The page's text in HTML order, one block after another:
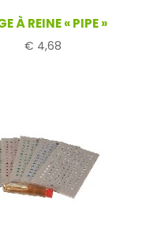
À REINE « PIPE »
€ 4,68